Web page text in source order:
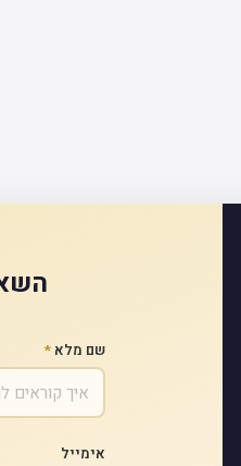
שם מלא *
אימייל